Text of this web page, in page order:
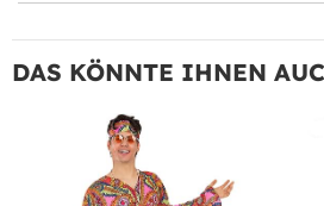
DAS KÖNNTE IHNEN